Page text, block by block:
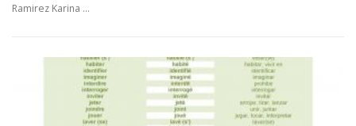
Ramirez Karina …